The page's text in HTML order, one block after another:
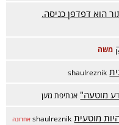
הוא דפדפן כניסה.
משה
shaulreznik
אנתיפת גזען
מוטעית shaulreznik אחרונה